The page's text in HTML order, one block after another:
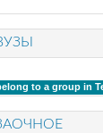
to a group in